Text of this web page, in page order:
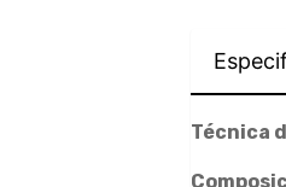
Técnica